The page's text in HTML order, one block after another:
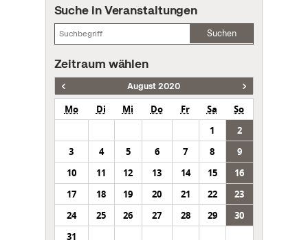
Suche in Veranstaltungen
Suchen
Zeitraum wählen
August 2020
Mo Di Mi Do Fr Sa
So
1
2
3
4 5 6 7 8
9
10
11 12 13 14 15
16
17
18 19 20 21 22
23
24
25 26 27 28 29
30
31